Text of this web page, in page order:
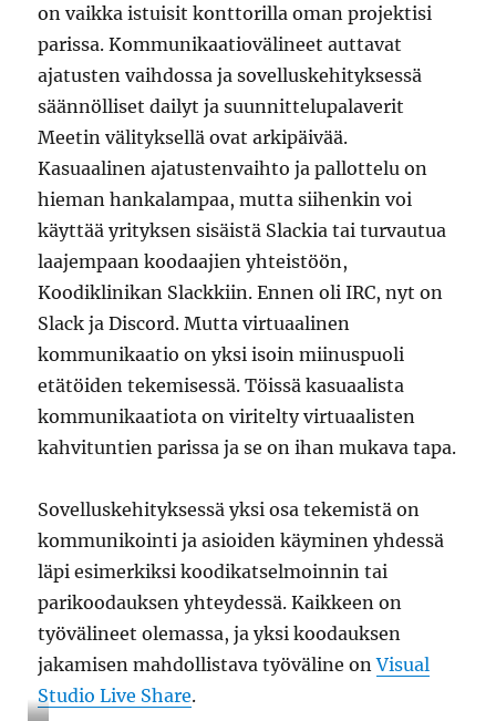
on vaikka istuisit konttorilla oman projektisi
parissa. Kommunikaatiovälineet auttavat
ajatusten vaihdossa ja sovelluskehityksessä
säännölliset dailyt ja suunnittelupalaverit
Meetin välityksellä ovat arkipäivää.
Kasuaalinen ajatustenvaihto ja pallottelu on
hieman hankalampaa, mutta siihenkin voi
käyttää yrityksen sisäistä Slackia tai turvautua
laajempaan koodaajien yhteistöön,
Koodiklinikan Slackkiin. Ennen oli IRC, nyt on
Slack ja Discord. Mutta virtuaalinen
kommunikaatio on yksi isoin miinuspuoli
etätöiden tekemisessä. Töissä kasuaalista
kommunikaatiota on viritelty virtuaalisten
kahvituntien parissa ja se on ihan mukava tapa.
Sovelluskehityksessä yksi osa tekemistä on
kommunikointi ja asioiden käyminen yhdessä
läpi esimerkiksi koodikatselmoinnin tai
parikoodauksen yhteydessä. Kaikkeen on
työvälineet olemassa, ja yksi koodauksen
jakamisen mahdollistava työväline onVisual
Studio Live Share.